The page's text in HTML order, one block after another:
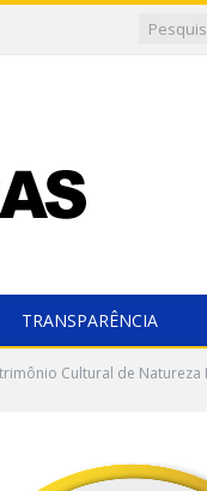
TRANSPARÊNCIA
Cultural de